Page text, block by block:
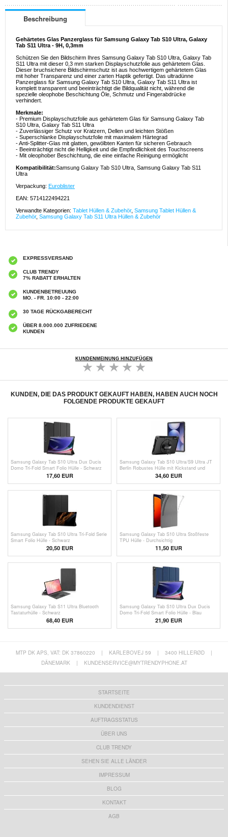
Beschreibung
Gehärtetes Glas Panzerglass für Samsung Galaxy Tab S10 Ultra, Galaxy
Tab S11 Ultra - 9H, 0,3mm
Schützen Sie den Bildschirm Ihres Samsung Galaxy Tab S10 Ultra, Galaxy Tab
S11 Ultra mit dieser 0,3 mm starken Displayschutzfolie aus gehärtetem Glas.
Dieser bruchsichere Bildschirmschutz ist aus hochwertigem gehärtetem Glas
mit hoher Transparenz und einer zarten Haptik gefertigt. Das ultradünne
Panzerglass für Samsung Galaxy Tab S10 Ultra, Galaxy Tab S11 Ultra ist
komplett transparent und beeinträchtigt die Bildqualität nicht, während die
spezielle oleophobe Beschichtung Öle, Schmutz und Fingerabdrücke
verhindert.
Merkmale:
- Premium Displayschutzfolie aus gehärtetem Glas für Samsung Galaxy Tab
S10 Ultra, Galaxy Tab S11 Ultra
- Zuverlässiger Schutz vor Kratzern, Dellen und leichten Stößen
- Superschlanke Displayschutzfolie mit maximalem Härtegrad
- Anti-Splitter-Glas mit glatten, gewölbten Kanten für sicheren Gebrauch
- Beeinträchtigt nicht die Helligkeit und die Empfindlichkeit des Touchscreens
- Mit oleophober Beschichtung, die eine einfache Reinigung ermöglicht
Kompatibilität:Samsung Galaxy Tab S10 Ultra, Samsung Galaxy Tab S11
Ultra
Verpackung: Euroblister
EAN: 5714122494221
Verwandte Kategorien: Tablet Hüllen & Zubehör, Samsung Tablet Hüllen &
Zubehör, Samsung Galaxy Tab S11 Ultra Hüllen & Zubehör
EXPRESSVERSAND
CLUB TRENDY
7% RABATT ERHALTEN
KUNDENBETREUUNG
MO. - FR. 10:00 - 22:00
30 TAGE RÜCKGABERECHT
ÜBER 8.000.000 ZUFRIEDENE
KUNDEN
KUNDENMEINUNG HINZUFÜGEN
KUNDEN, DIE DAS PRODUKT GEKAUFT HABEN, HABEN AUCH NOCH
FOLGENDE PRODUKTE GEKAUFT
Samsung Galaxy Tab S10 Ultra Dux Ducis
Domo Tri-Fold Smart Folio Hülle - Schwarz
17,60EUR
Samsung Galaxy Tab S10 Ultra/S9 Ultra JT
Berlin Robustes Hülle mit Kickstand und
Handschlaufe - Schwarz
34,60 EUR
Samsung Galaxy Tab S10 Ultra Tri-Fold Serie
Smart Folio Hülle - Schwarz
20,50EUR
Samsung Galaxy Tab S10 Ultra Stoßfeste
TPU Hülle - Durchsichtig
11,50EUR
Samsung Galaxy Tab S11 Ultra Bluetooth
Tastaturhülle - Schwarz
68,40 EUR
Samsung Galaxy Tab S10 Ultra Dux Ducis
Domo Tri-Fold Smart Folio Hülle - Blau
21,90 EUR
MTP DK APS, VAT: DK 37860220 | KARLEBOVEJ 59 | 3400 HILLERØD
|
DÄNEMARK
| KUNDENSERVICE@MYTRENDYPHONE.AT
STARTSEITE
KUNDENDIENST
AUFTRAGSSTATUS
ÜBER UNS
CLUB TRENDY
SEHEN SIE ALLE LÄNDER
IMPRESSUM
BLOG
KONTAKT
AGB